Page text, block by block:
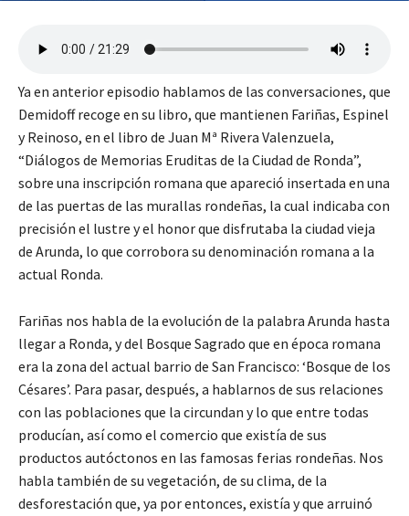
Ya en anterior episodio hablamos de las conversaciones, que
Demidoff recoge en su libro, que mantienen Fariñas, Espinel
y Reinoso, en el libro de Juan Mª Rivera Valenzuela,
“Diálogos de Memorias Eruditas de la Ciudad de Ronda”,
sobre una inscripción romana que apareció insertada en una
de las puertas de las murallas rondeñas, la cual indicaba con
precisión el lustre y el honor que disfrutaba la ciudad vieja
de Arunda, lo que corrobora su denominación romana a la
actual Ronda.
Fariñas nos habla de la evolución de la palabra Arunda hasta
llegar a Ronda, y del Bosque Sagrado que en época romana
era la zona del actual barrio de San Francisco: ‘Bosque de los
Césares’. Para pasar, después, a hablarnos de sus relaciones
con las poblaciones que la circundan y lo que entre todas
producían, así como el comercio que existía de sus
productos autóctonos en las famosas ferias rondeñas. Nos
habla también de su vegetación, de su clima, de la
desforestación que, ya por entonces, existía y que arruinó